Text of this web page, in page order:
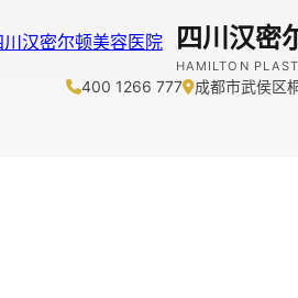
四川汉密
HAMILTON
400 1266 777 成都市武侯区